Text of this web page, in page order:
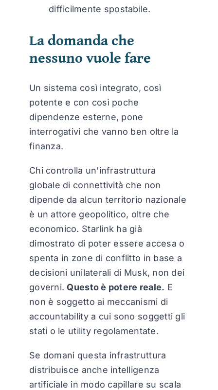
difficilmente spostabile.
La domanda che
nessuno vuole fare
Un sistema così integrato, così
potente e con così poche
dipendenze esterne, pone
interrogativi che vanno ben oltre la
finanza.
Chi controlla un’infrastruttura
globale di connettività che non
dipende da alcun territorio nazionale
è un attore geopolitico, oltre che
economico. Starlink ha già
dimostrato di poter essere accesa o
spenta in zone di conflitto in base a
decisioni unilaterali di Musk, non dei
governi.Questo è potere reale. E
non è soggetto ai meccanismi di
accountability a cui sono soggetti gli
stati o le utility regolamentate.
Se domani questa infrastruttura
distribuisce anche intelligenza
artificiale in modo capillare su scala